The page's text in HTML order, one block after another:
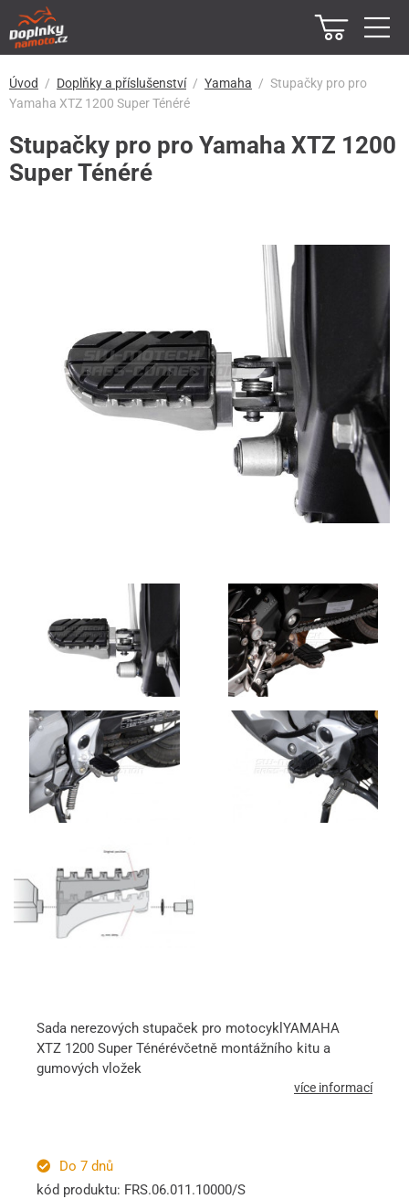
Úvod Doplňky a příslušenství Yamaha
Stupačky pro pro
Yamaha XTZ 1200 Super Ténéré
Stupačky pro pro Yamaha XTZ 1200
Super Ténéré
Sada nerezových stupaček pro motocyklYAMAHA
XTZ 1200 Super Ténérévčetně montážního kitu a
gumových vložek
více informací
Do 7 dnů
kód produktu: FRS.06.011.10000/S